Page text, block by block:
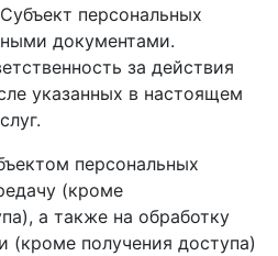
персональных
документами.
за действия
указанных в настоящем
персональных
(кроме
а также на обработку
(кроме получения доступа)